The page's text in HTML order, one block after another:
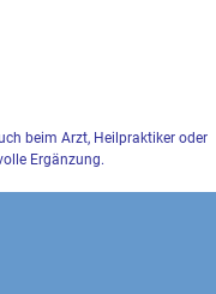
beim Arzt, Heilpraktiker oder
Ergänzung.